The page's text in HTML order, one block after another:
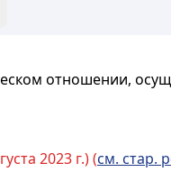
отношении,
2023 г.) (см. стар.